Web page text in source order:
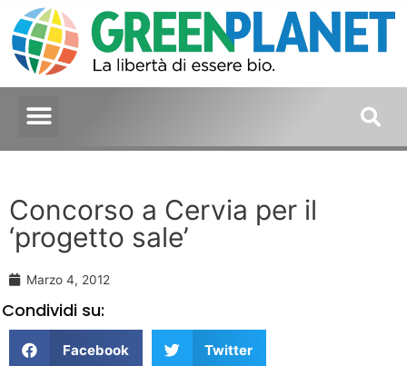
Concorso a Cervia per il
‘progetto sale’
Marzo 4, 2012
Condividi su:
Facebook Twitter